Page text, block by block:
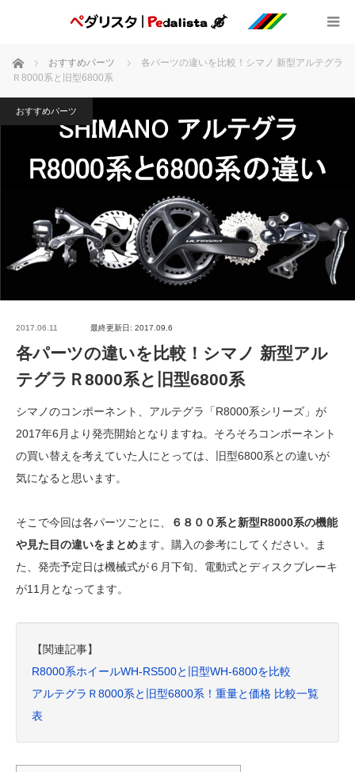
ホーム おすすめパーツ
各パーツの違いを比較！シマノ 新型アルテグラ
Ｒ8000系と旧型6800系
おすすめパーツ
2017.06.11 最終更新日: 2017.09.6
各パーツの違いを比較！シマノ 新型アル
テグラＲ8000系と旧型6800系
シマノのコンポーネント、アルテグラ「R8000系シリーズ」が
2017年6月より発売開始となりますね。そろそろコンポーネント
の買い替えを考えていた人にとっては、旧型6800系との違いが
気になると思います。
そこで今回は各パーツごとに、
６８００系と新型R8000系の機能
や見た目の違いをまとめます。購入の参考にしてください。ま
た、発売予定日は機械式が６月下旬、電動式とディスクブレーキ
が11月となってます。
【関連記事】
R8000系ホイールWH-RS500と旧型WH-6800を比較
アルテグラＲ8000系と旧型6800系！重量と価格 比較一覧
表